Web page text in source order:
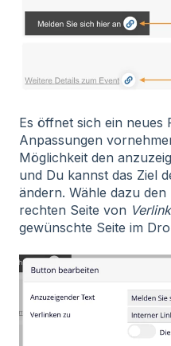
Es öffnet sich ein neues
Anpassungen
Möglichkeit den
und Du kannst das Ziel
ändern. Wähle dazu
rechten Seite von
gewünschte Seite im